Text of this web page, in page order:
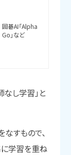
囲碁AI「Alpha
Go」など
し学習」と
すもので、
学習を重ね